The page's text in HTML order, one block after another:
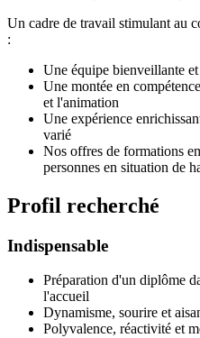
Un cadre de travail stimulant au
:
Une équipe bienveillante et
Une montée en
et l'animation
Une expérience
varié
Nos offres de formations
personnes en situation de
Profil recherché
Indispensable
Préparation d'un diplôme
l'accueil
Dynamisme, sourire et
Polyvalence, réactivité et